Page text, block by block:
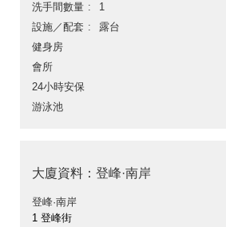
洗手間數量
1
設施／配套
露台
健身房
會所
24小時安保
游泳池
大廈資料：登峰·南岸
登峰·南岸
1 登峰街